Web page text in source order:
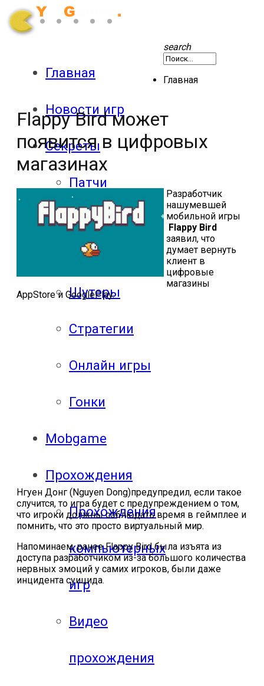
Главная
Новости игр
Секреты
Патчи
Обзоры
Экшены
Шутеры
Стратегии
Онлайн игры
Гонки
Mobgame
Прохождения
Прохождения
компьютерных
игр
Видео
прохождения
search
Главная
Flappy Bird может
появится в цифровых
магазинах
Разработчик
нашумевшей
мобильной игры
Flappy Bird
заявил, что
думает вернуть
клиент в
цифровые
магазины
AppStore и GooglePlay.
Нгуен Донг (Nguyen Dong)предупредил, если такое
случится, то игра будет с предупреждением о том,
что игроки должны соблюдать время в геймплее и
помнить, что это просто виртуальный мир.
Напоминаем, ранее Flappy Bird была изъята из
доступа разработчиком из-за большого количества
нервных эмоций у самих игроков, были даже
инцидента суицида.